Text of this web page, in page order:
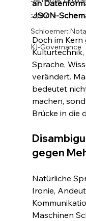
::sphere
KI-Governance
an
JSON-
Doch im Kern
Kulturtechnik,
Sprache,
verändert.
bedeutet
machen,
Brücke in die
gegen
Natürliche
Ironie,
Maschinen